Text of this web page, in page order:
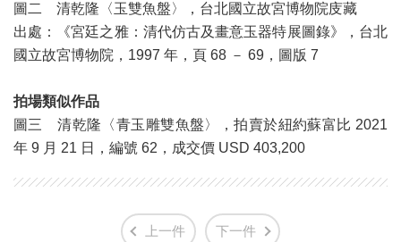
圖二 清乾隆〈玉雙魚盤〉，台北國立故宮博物院庋藏
出處：《宮廷之雅：清代仿古及畫意玉器特展圖錄》，台北
國立故宮博物院，1997 年，頁 68 － 69，圖版 7
拍場類似作品
圖三 清乾隆〈青玉雕雙魚盤〉，拍賣於紐約蘇富比 2021
年 9 月 21 日，編號 62，成交價 USD 403,200
上一件 下一件